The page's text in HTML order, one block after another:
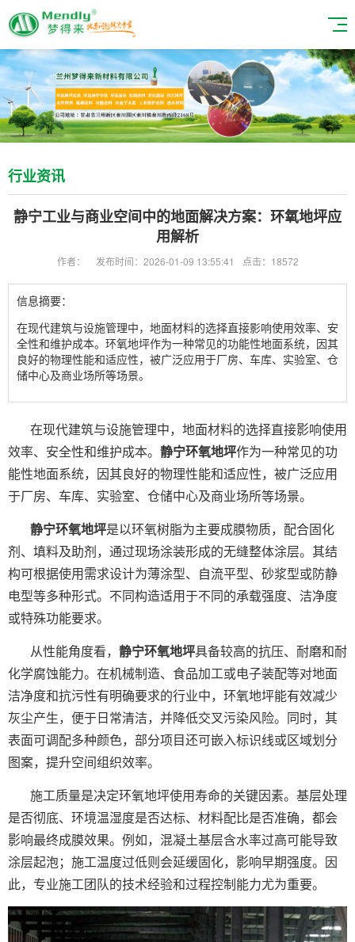
行业资讯
静宁工业与商业空间中的地面解决方案：环氧地坪应
用解析
作者： 发布时间：2026-01-09 13:55:41 点击：18572
信息摘要：
在现代建筑与设施管理中，地面材料的选择直接影响使用效率、安
全性和维护成本。环氧地坪作为一种常见的功能性地面系统，因其
良好的物理性能和适应性，被广泛应用于厂房、车库、实验室、仓
储中心及商业场所等场景。
在现代建筑与设施管理中，地面材料的选择直接影响使用
效率、安全性和维护成本。 静宁环氧地坪作为一种常见的功
能性地面系统，因其良好的物理性能和适应性，被广泛应用
于厂房、车库、实验室、仓储中心及商业场所等场景。
静宁环氧地坪是以环氧树脂为主要成膜物质，配合固化
剂、填料及助剂，通过现场涂装形成的无缝整体涂层。其结
构可根据使用需求设计为薄涂型、自流平型、砂浆型或防静
电型等多种形式。不同构造适用于不同的承载强度、洁净度
或特殊功能要求。
从性能角度看， 静宁环氧地坪具备较高的抗压、耐磨和耐
化学腐蚀能力。在机械制造、食品加工或电子装配等对地面
洁净度和抗污性有明确要求的行业中，环氧地坪能有效减少
灰尘产生，便于日常清洁，并降低交叉污染风险。同时，其
表面可调配多种颜色，部分项目还可嵌入标识线或区域划分
图案，提升空间组织效率。
施工质量是决定环氧地坪使用寿命的关键因素。基层处理
是否彻底、环境温湿度是否达标、材料配比是否准确，都会
影响最终成膜效果。例如，混凝土基层含水率过高可能导致
涂层起泡；施工温度过低则会延缓固化，影响早期强度。因
此，专业施工团队的技术经验和过程控制能力尤为重要。